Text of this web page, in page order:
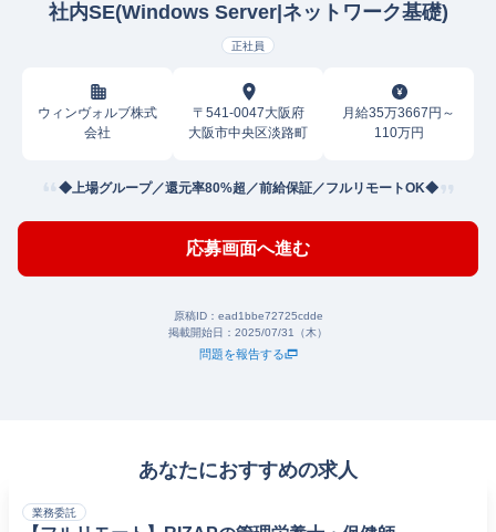
社内SE(Windows Server|ネットワーク基礎)
正社員
ウィンヴォルブ株式
会社
〒541-0047大阪府
大阪市中央区淡路町
月給35万3667円～
110万円
◆上場グループ／還元率80%超／前給保証／フルリモートOK◆
応募画面へ進む
原稿ID： ead1bbe72725cdde
掲載開始日： 2025/07/31（木）
問題を報告する
あなたにおすすめの求人
業務委託